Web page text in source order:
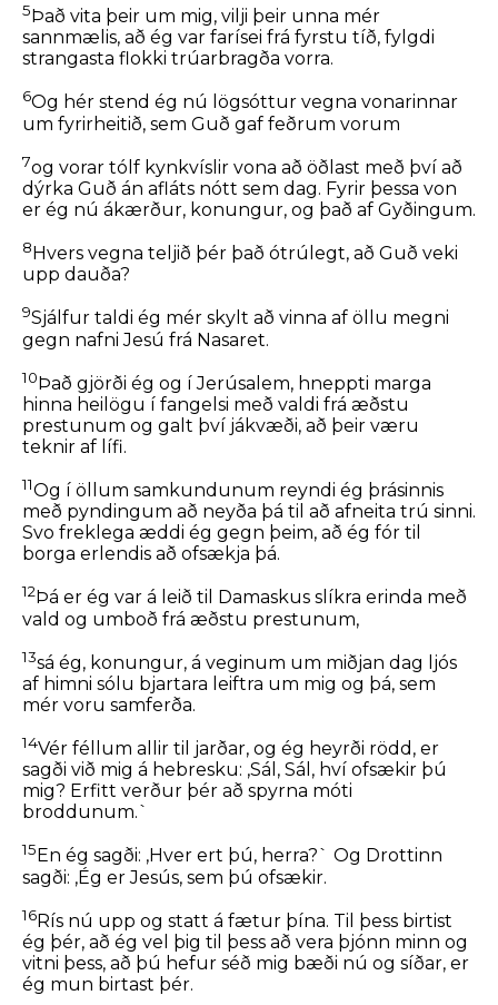
5 Það vita þeir um mig, vilji þeir unna mér
sannmælis, að ég var farísei frá fyrstu tíð, fylgdi
strangasta flokki trúarbragða vorra.
6Og hér stend ég nú lögsóttur vegna vonarinnar
um fyrirheitið, sem Guð gaf feðrum vorum
7og vorar tólf kynkvíslir vona að öðlast með því að
dýrka Guð án afláts nótt sem dag. Fyrir þessa von
er ég nú ákærður, konungur, og það af Gyðingum.
8 Hvers vegna teljið þér það ótrúlegt, að Guð veki
upp dauða?
9Sjálfur taldi ég mér skylt að vinna af öllu megni
gegn nafni Jesú frá Nasaret.
10Það gjörði ég og í Jerúsalem, hneppti marga
hinna heilögu í fangelsi með valdi frá æðstu
prestunum og galt því jákvæði, að þeir væru
teknir af lífi.
11Og í öllum samkundunum reyndi ég þrásinnis
með pyndingum að neyða þá til að afneita trú sinni.
Svo freklega æddi ég gegn þeim, að ég fór til
borga erlendis að ofsækja þá.
12Þá er ég var á leið til Damaskus slíkra erinda með
vald og umboð frá æðstu prestunum,
13sá ég, konungur, á veginum um miðjan dag ljós
af himni sólu bjartara leiftra um mig og þá, sem
mér voru samferða.
14Vér féllum allir til jarðar, og ég heyrði rödd, er
sagði við mig á hebresku: ,Sál, Sál, hví ofsækir þú
mig? Erfitt verður þér að spyrna móti
broddunum.`
15 En ég sagði: ,Hver ert þú, herra?` Og Drottinn
sagði: ,Ég er Jesús, sem þú ofsækir.
16Rís nú upp og statt á fætur þína. Til þess birtist
ég þér, að ég vel þig til þess að vera þjónn minn og
vitni þess, að þú hefur séð mig bæði nú og síðar, er
ég mun birtast þér.